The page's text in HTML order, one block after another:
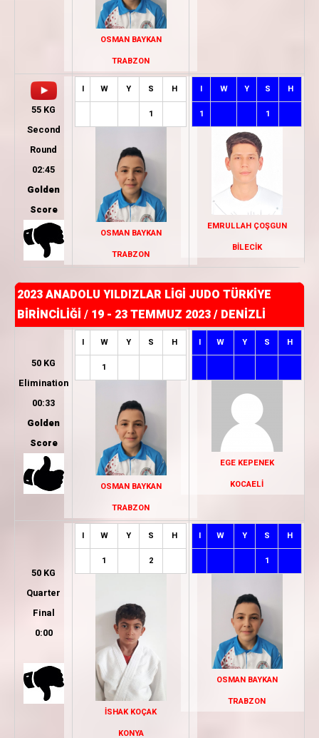
OSMAN BAYKAN
TRABZON
55 KG
Second
Round
02:45
Golden
Score
I W Y S H
1
OSMAN BAYKAN
TRABZON
I W Y S H
1 1
EMRULLAH ÇOŞGUN
BİLECİK
2023 ANADOLU YILDIZLAR LİGİ JUDO TÜRKİYE
BİRİNCİLİĞİ / 19 - 23 TEMMUZ 2023 / DENİZLİ
50 KG
Elimination
00:33
Golden
Score
I W Y S H
1
OSMAN BAYKAN
TRABZON
I W Y S H
EGE KEPENEK
KOCAELİ
50 KG
Quarter
Final
0:00
I W Y S H
1 2
İSHAK KOÇAK
KONYA
I W Y S H
1
OSMAN BAYKAN
TRABZON